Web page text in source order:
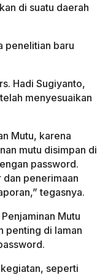
di suatu daerah
penelitian baru
Hadi Sugiyanto,
menyesuaikan
Mutu, karena
mutu disimpan di
password.
penerimaan
tegasnya.
Mutu
penting di laman
seperti